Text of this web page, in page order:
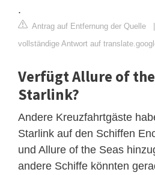
.
Antrag auf Entfernung der Quelle
vollständige Antwort auf
Verfügt Allure of
Starlink?
Andere Kreuzfahrtgäste
Starlink auf den Schiffen
und Allure of the Seas
andere Schiffe könnten